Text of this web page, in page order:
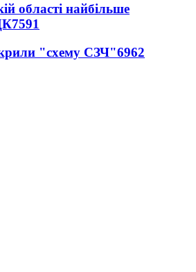
області найбільше
7591
"схему СЗЧ"6962